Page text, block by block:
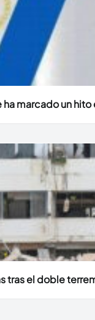
marcado un hito
tras el doble